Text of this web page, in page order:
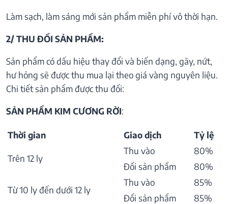
Làm sạch, làm sáng mới sản phẩm miễn phí vô thời hạn.
2/ THU ĐỔI SẢN PHẨM:
Sản phẩm có dấu hiệu thay đổi và biến dạng, gãy, nứt,
hư hỏng sẽ được thu mua lại theo giá vàng nguyên liệu.
Chi tiết sản phẩm được thu đổi:
SẢN PHẨM KIM CƯƠNG RỜI:
Thời gian Giao dịch Tỷ lệ
Trên 12 ly
Thu vào
80%
Đổi sản phẩm
80%
Từ 10 ly đến dưới 12 ly
Thu vào
85%
Đổi sản phẩm
85%